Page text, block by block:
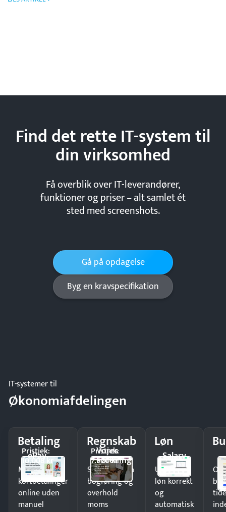
Find det rette IT-system til
dinvirksomhed
Få overblik over IT-leverandører,
funktioner og priser – alt samlet ét
sted med screenshots.
Gå på opdagelse
Byg en kravspecifikation
IT-systemer til
Økonomiafdelingen
Betaling
ePay
Pristjek:
10.008 kr
Modtag
kortbetalinger
online uden
manuel
Regnskab
Vores
Forening
Pristjek:
7.920 kr
Spar timer på
bogføring og
overhold
moms
Løn
Salary
Udbetal
løn korrekt
og
automatisk